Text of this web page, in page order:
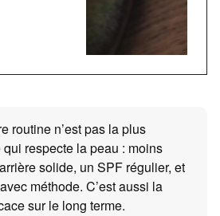
routine n’est pas la plus
qui respecte la peau : moins
solide, un SPF régulier, et
méthode. C’est aussi la
sur le long terme.